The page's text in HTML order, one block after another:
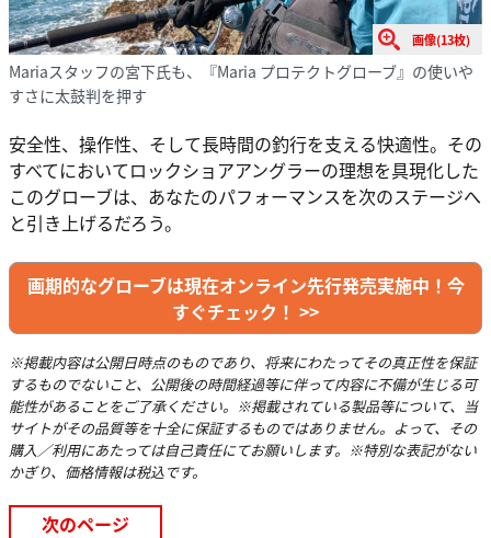
画像(13枚)
Mariaスタッフの宮下氏も、『Maria プロテクトグローブ』の使いや
すさに太鼓判を押す
安全性、操作性、そして長時間の釣行を支える快適性。その
すべてにおいてロックショアアングラーの理想を具現化した
このグローブは、あなたのパフォーマンスを次のステージへ
と引き上げるだろう。
画期的なグローブは現在オンライン先行発売実施中！今
すぐチェック！ >>
※掲載内容は公開日時点のものであり、将来にわたってその真正性を保証
するものでないこと、公開後の時間経過等に伴って内容に不備が生じる可
能性があることをご了承ください。※掲載されている製品等について、当
サイトがその品質等を十全に保証するものではありません。よって、その
購入／利用にあたっては自己責任にてお願いします。※特別な表記がない
かぎり、価格情報は税込です。
次のページ